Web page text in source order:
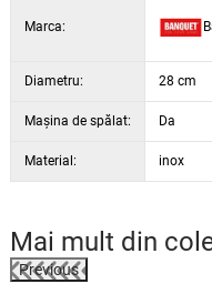
Marca:
Diametru: 28 cm
Maşina de spălat: Da
Material: inox
Mai mult din
Previous